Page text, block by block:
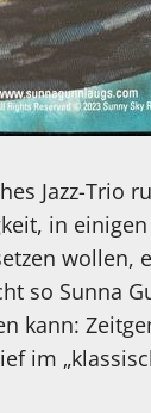
Jazz-Trio
in
wollen,
so Sunna
kann:
im